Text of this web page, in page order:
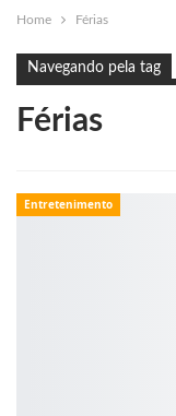
Home Férias
Navegando pela tag
Férias
Entretenimento